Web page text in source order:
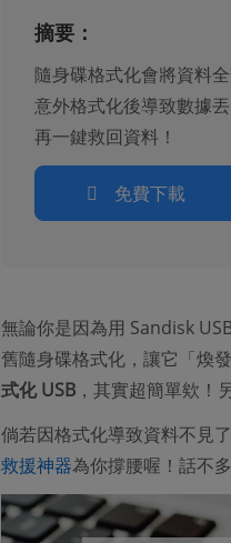
摘要：
隨身碟格式化會將資料
意外格式化後導致數據
再一鍵救回資料！
免費下載
無論你是因為用 Sandisk
舊隨身碟格式化，讓它「煥
式化 USB，其實超簡單欸！
倘若因格式化導致資料不見
救援神器為你撐腰喔！話不